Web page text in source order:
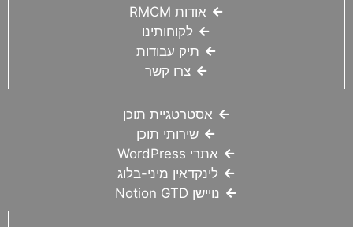
אודות RMCM
לקוחותינו
תיק עבודות
צרו קשר
אסטרטגיית תוכן
שירותי תוכן
אתרי WordPress
לינקדאין מיני-בלוג
נויישן Notion GTD